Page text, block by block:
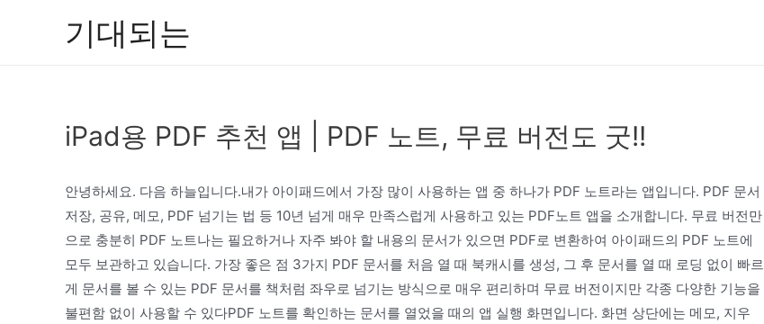
기대되는
iPad용 PDF 추천 앱 | PDF 노트, 무료 버전도 굿!!
안녕하세요. 다음 하늘입니다.내가 아이패드에서 가장 많이 사용하는 앱 중 하나가 PDF 노트라는 앱입니다. PDF 문서
저장, 공유, 메모, PDF 넘기는 법 등 10년 넘게 매우 만족스럽게 사용하고 있는 PDF노트 앱을 소개합니다. 무료 버전만
으로 충분히 PDF 노트나는 필요하거나 자주 봐야 할 내용의 문서가 있으면 PDF로 변환하여 아이패드의 PDF 노트에
모두 보관하고 있습니다. 가장 좋은 점 3가지 PDF 문서를 처음 열 때 북캐시를 생성, 그 후 문서를 열 때 로딩 없이 빠르
게 문서를 볼 수 있는 PDF 문서를 책처럼 좌우로 넘기는 방식으로 매우 편리하며 무료 버전이지만 각종 다양한 기능을
불편함 없이 사용할 수 있다PDF 노트를 확인하는 문서를 열었을 때의 앱 실행 화면입니다. 화면 상단에는 메모, 지우